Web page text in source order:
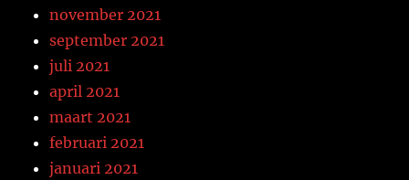
november 2021
september 2021
juli 2021
april 2021
maart 2021
februari 2021
januari 2021